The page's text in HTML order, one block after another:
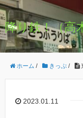
降り鉄！（高
ホーム / きっぷ /
2023.01.11